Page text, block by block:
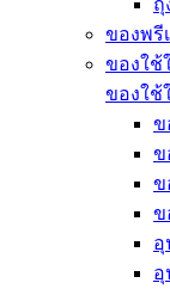
ถุ
ของพรี
ของใช้
ของใช้
ข
ข
ข
ข
อุ
อุ